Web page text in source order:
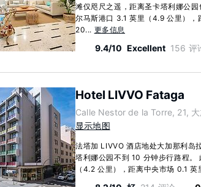
滩仅咫尺之遥，距离圣卡塔利娜公
尔马斯港口 3.1 英里（4.9 公里）
20... 更多信息
9.4/10 Excellent 156 评
Hotel LIVVO Fataga
Calle Nestor de la Torre, 21,
显示地图
法塔加 LIVVO 酒店地处大加那利岛
塔利娜公园不到 10 分钟步行路程
（4.2 公里），距离中央市场 0.1